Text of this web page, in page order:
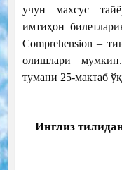
учун махсус
имтиҳон
Comprehension –
олишлари
тумани 25-мактаб
Инглиз